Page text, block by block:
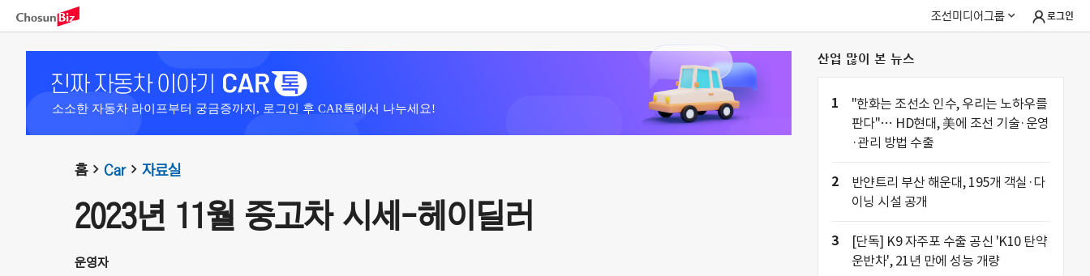
조선미디어그룹 로그인
소소한 자동차 라이프부터 궁금증까지, 로그인 후 CAR톡에서 나누세요!
홈 Car 자료실
2023년 11월 중고차 시세-헤이딜러
운영자
산업 많이 본 뉴스